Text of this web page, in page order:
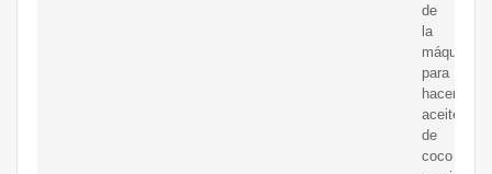
de
la
máquina
para
hacer
aceite
de
coco